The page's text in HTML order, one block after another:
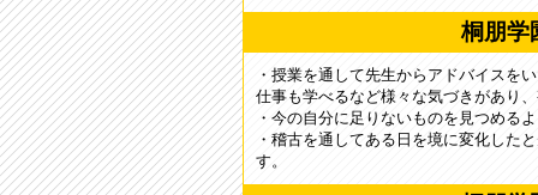
桐朋学
・授業を通して先生からアドバイスを
仕事も学べるなど様々な気づきがあり
・今の自分に足りないものを見つめる
・稽古を通してある日を境に変化した
す。